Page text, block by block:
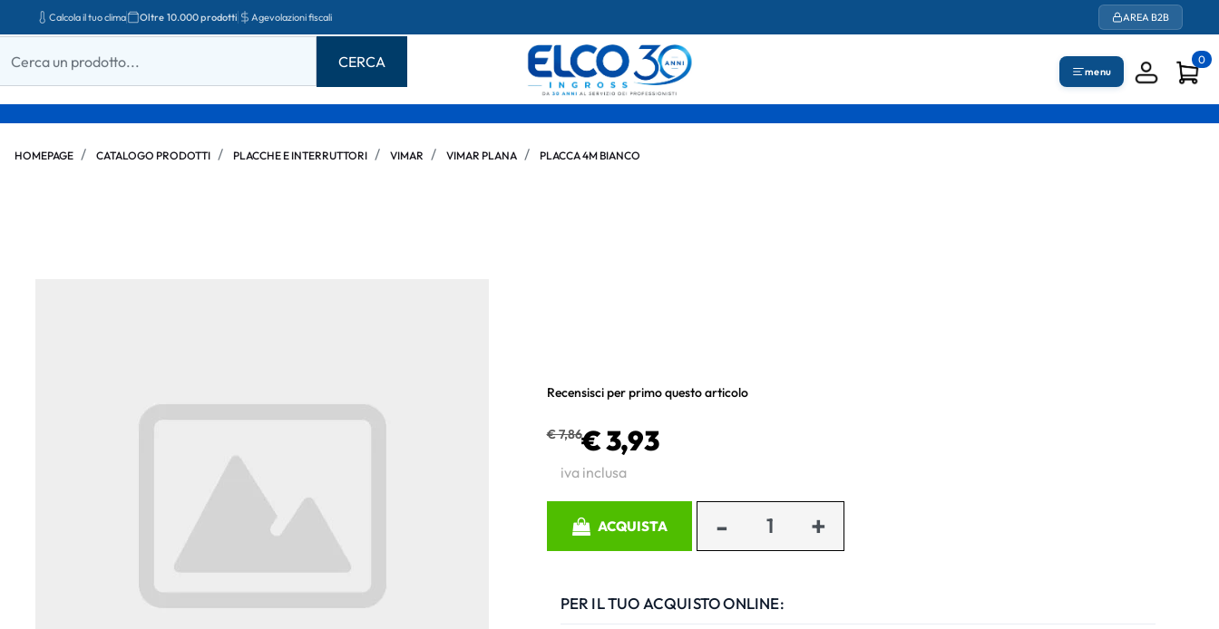
Calcola il tuo clima Oltre 10.000 prodotti Agevolazioni fiscali AREA B2B
menu
0
HOMEPAGE CATALOGO PRODOTTI PLACCHE E INTERRUTTORI VIMAR VIMAR PLANA PLACCA 4M BIANCO
Recensisci per primo questo articolo
€ 7,86€ 3,93
iva inclusa
ACQUISTA
PER IL TUO ACQUISTO ONLINE: